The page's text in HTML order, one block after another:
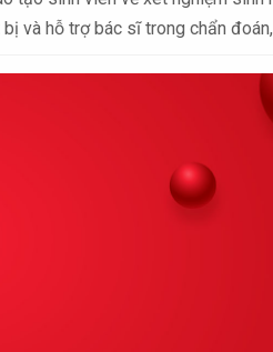
và hỗ trợ bác sĩ trong chẩn